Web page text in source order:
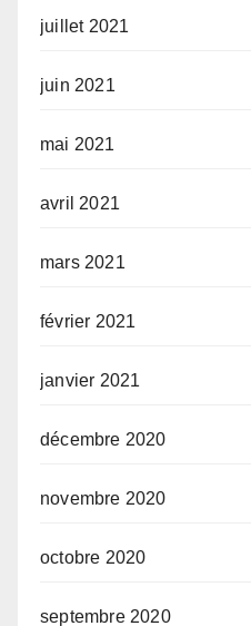
juillet 2021
juin 2021
mai 2021
avril 2021
mars 2021
février 2021
janvier 2021
décembre 2020
novembre 2020
octobre 2020
septembre 2020